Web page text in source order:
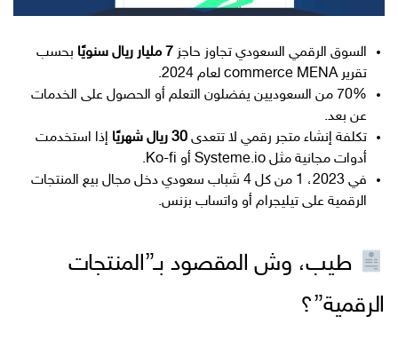
السوق الرقمي السعودي تجاوز حاجز 7 مليار ريال سنويًا
بحسب
تقرير commerce MENA لعام 2024.
70% من السعوديين يفضلون التعلم أو الحصول على الخدمات
عن بعد.
تكلفة إنشاء متجر رقمي لا تتعدى 30 ريال شهريًا
إذا استخدمت
أدوات مجانية مثل Systeme.io أو Ko-fi.
في 2023، 1 من كل 4 شباب سعودي دخل مجال بيع المنتجات
الرقمية على تيليجرام أو واتساب بزنس.
طيب، وش المقصود بـ”المنتجات
الرقمية”؟